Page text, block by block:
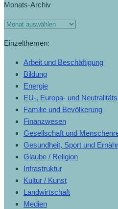
Monats-Archiv
Einzelthemen:
Arbeit und Beschäftigung
Bildung
Energie
EU-, Europa- und
Familie und Bevölkerung
Finanzwesen
Gesellschaft und
Gesundheit, Sport und
Glaube / Religion
Infrastruktur
Kultur / Kunst
Landwirtschaft
Medien